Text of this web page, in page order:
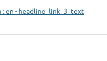
: en - headline_link_3_text